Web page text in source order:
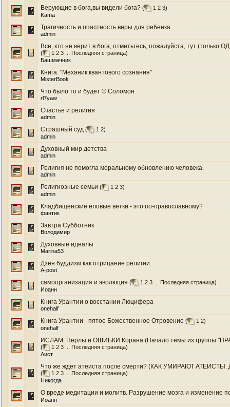
Верующие в бога,вы видели бога? ( 1 2 3)
Kama
Трагичность и опастность веры для ребенка
admin
Все, кто не верит в бога, отметьтесь, пожалуйста, тут (только
( 1 2 3 Последняя страница)
Башмачник
Книга. "Механик квантового сознания"
MisterBook
Что было то и будет © Соломон
rl7yaw
Счастье и религия
admin
Страшный суд ( 1 2)
admin
Духовный мир детства
admin
Религия не помогла моральному обновлению человека.
admin
Религиозные семьи ( 1 2 3)
admin
Кладбищенские еловые ветки - это по-православному?
фантик
Завтра Субботник
Володимир
Духовные идеалы
Marina53
Дзен буддизм как отрицание религии.
A-post
самоорганизация и эволюция ( 1 2 3 Последняя страница)
Иоанн
Книга Урантии о восстании Люцифера
onehalf
Книга Урантии - пятое Божественное Отровение ( 1 2)
onehalf
ИСЛАМ. Перлы и ОШИБКИ Корана (Начало темы из группы
( 1 2 3 Последняя страница)
Аист
Что же ждет атеиста после смерти? (КАК УМИРАЮТ АТЕИСТЫ.
( 1 2 3 Последняя страница)
Никогда
О вреде медитации и молитв. Разрушение мозга и изменение
Иоанн